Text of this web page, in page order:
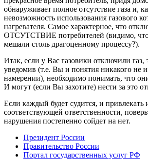
обнаруживает полное отсутствие газа и,
невозможность использования газового
нагревателя. Самое характерное, что
ОТСУТСТВИЕ потребителей (видимо,
мешали столь драгоценному процессу?).
Итак, если у Вас газовики отключили газ,
уведомив (т.е. Вы и понятия никакого не
намерении), необходимо понимать, что
И могут (если Вы захотите) нести за это
Если каждый будет судится, и привлекать
соответствующей ответственности,
нарушения постепенно сойдет на нет.
Президент России
Правительство России
Портал государственных услуг РФ